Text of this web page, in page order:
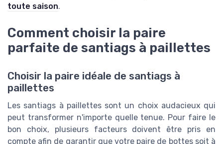
toute saison.
Comment choisir la paire
parfaite de santiags à paillettes
Choisir la paire idéale de santiags à
paillettes
Les santiags à paillettes sont un choix audacieux qui
peut transformer n'importe quelle tenue. Pour faire le
bon choix, plusieurs facteurs doivent être pris en
compte afin de garantir que votre paire de bottes soit à